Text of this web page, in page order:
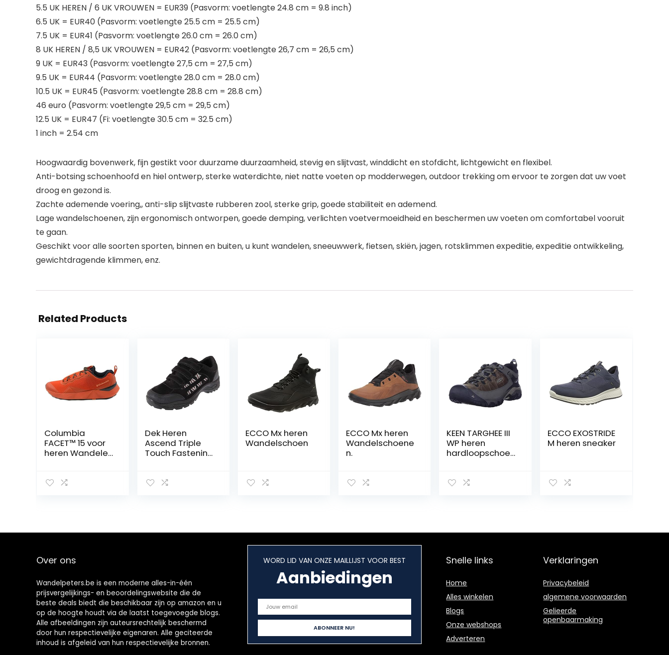
5.5 UK HEREN / 6 UK VROUWEN = EUR39 (Pasvorm: voetlengte 24.8 cm = 9.8 inch)
6.5 UK = EUR40 (Pasvorm: voetlengte 25.5 cm = 25.5 cm)
7.5 UK = EUR41 (Pasvorm: voetlengte 26.0 cm = 26.0 cm)
8 UK HEREN / 8,5 UK VROUWEN = EUR42 (Pasvorm: voetlengte 26,7 cm = 26,5 cm)
9 UK = EUR43 (Pasvorm: voetlengte 27,5 cm = 27,5 cm)
9.5 UK = EUR44 (Pasvorm: voetlengte 28.0 cm = 28.0 cm)
10.5 UK = EUR45 (Pasvorm: voetlengte 28.8 cm = 28.8 cm)
46 euro (Pasvorm: voetlengte 29,5 cm = 29,5 cm)
12.5 UK = EUR47 (Fi: voetlengte 30.5 cm = 32.5 cm)
1 inch = 2.54 cm
Hoogwaardig bovenwerk, fijn gestikt voor duurzame duurzaamheid, stevig en slijtvast, winddicht en stofdicht, lichtgewicht en flexibel.
Anti-botsing schoenhoofd en hiel ontwerp, sterke waterdichte, niet natte voeten op modderwegen, outdoor trekking om ervoor te zorgen dat uw voet
droog en gezond is.
Zachte ademende voering,, anti-slip slijtvaste rubberen zool, sterke grip, goede stabiliteit en ademend.
Lage wandelschoenen, zijn ergonomisch ontworpen, goede demping, verlichten voetvermoeidheid en beschermen uw voeten om comfortabel vooruit
te gaan.
Geschikt voor alle soorten sporten, binnen en buiten, u kunt wandelen, sneeuwwerk, fietsen, skiën, jagen, rotsklimmen expeditie, expeditie ontwikkeling,
gewichtdragende klimmen, enz.
Related Products
Columbia
FACET™ 15 voor
heren Wandelen
Dek Heren
Ascend Triple
Touch Fastening
ECCO Mx heren
Wandelschoen
ECCO Mx heren
Wandelschoene
n.
KEEN TARGHEE III
WP heren
hardloopschoen
ECCO EXOSTRIDE
M heren sneaker
Over ons
Wandelpeters.be is een moderne alles-in-één
prijsvergelijkings- en beoordelingswebsite die de
beste deals biedt die beschikbaar zijn op amazon en u
op de hoogte houdt via de laatst toegevoegde blogs.
Alle afbeeldingen zijn auteursrechtelijk beschermd
door hun respectievelijke eigenaren. Alle geciteerde
inhoud is afgeleid van hun respectievelijke bronnen.
WORD LID VAN ONZE MAILLIJST VOOR BEST
Aanbiedingen
Snelle links
Home
Alles winkelen
Blogs
Onze webshops
Adverteren
Verklaringen
Privacybeleid
algemene voorwaarden
Gelieerde
openbaarmaking